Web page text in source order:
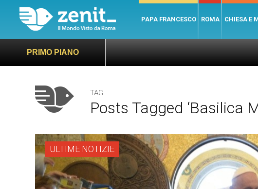
PAPA FRANCESCO ROMA CHIESA E
PRIMO PIANO
TAG
Posts Tagged ‘Basilica
ULTIME NOTIZIE